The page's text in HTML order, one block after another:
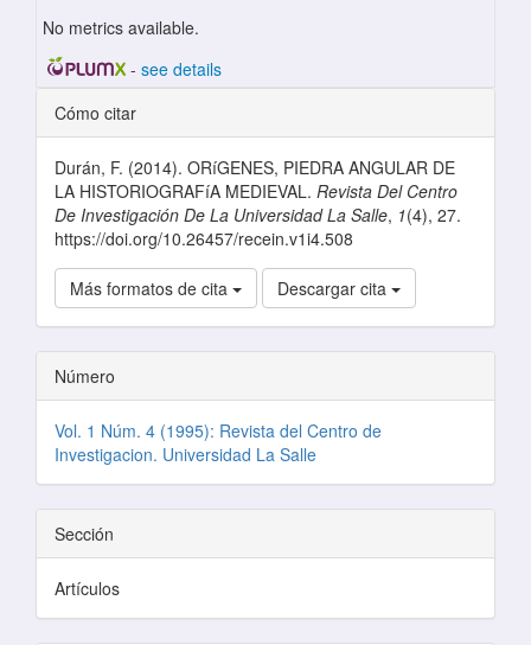
No metrics available.
- see details
Detalles del artículo
Cómo citar
Durán, F. (2014). ORíGENES, PIEDRA ANGULAR DE
LA HISTORIOGRAFíA MEDIEVAL. Revista Del Centro
De Investigación De La Universidad La Salle, 1(4), 27.
https://doi.org/10.26457/recein.v1i4.508
Más formatos de cita Descargar cita
Número
Vol. 1 Núm. 4 (1995): Revista del Centro de
Investigacion. Universidad La Salle
Sección
Artículos